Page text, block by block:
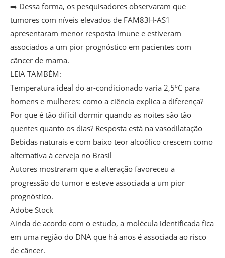
➡️ Dessa forma, os pesquisadores observaram que
tumores com níveis elevados de FAM83H-AS1
apresentaram menor resposta imune e estiveram
associados a um pior prognóstico em pacientes com
câncer de mama.
LEIA TAMBÉM:
Temperatura ideal do ar-condicionado varia 2,5ºC para
homens e mulheres: como a ciência explica a diferença?
Por que é tão difícil dormir quando as noites são tão
quentes quanto os dias? Resposta está na vasodilatação
Bebidas naturais e com baixo teor alcoólico crescem como
alternativa à cerveja no Brasil
Autores mostraram que a alteração favoreceu a
progressão do tumor e esteve associada a um pior
prognóstico.
Adobe Stock
Ainda de acordo com o estudo, a molécula identificada fica
em uma região do DNA que há anos é associada ao risco
de câncer.